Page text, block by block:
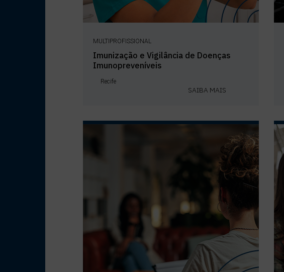
MULTIPROFISSIONAL
Imunização e Vigilância de Doenças
Imunopreveníveis
Recife
SAIBA MAIS